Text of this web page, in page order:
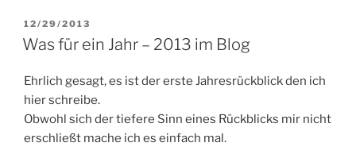
VERÖFFENTLICHT
AM
12/29/2013
Was für ein Jahr – 2013 im Blog
Ehrlich gesagt, es ist der erste Jahresrückblick den ich
hier schreibe.
Obwohl sich der tiefere Sinn eines Rückblicks mir nicht
erschließt mache ich es einfach mal.